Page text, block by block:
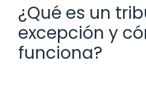
¿Qué es un
excepción y
funciona?